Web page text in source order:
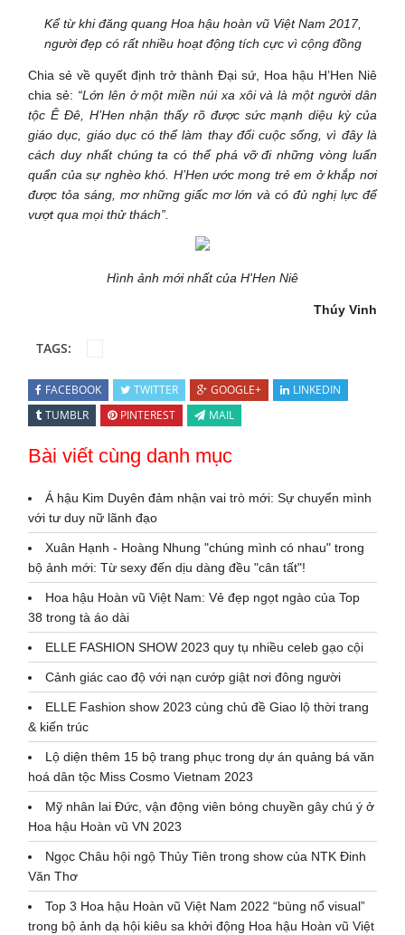
Kể từ khi đăng quang Hoa hậu hoàn vũ Việt Nam 2017,
người đẹp có rất nhiều hoạt động tích cực vì cộng đồng
Chia sẻ về quyết định trở thành Đại sứ, Hoa hậu H’Hen Niê
chia sẻ: “Lớn lên ở một miền núi xa xôi và là một người dân
tộc Ê Đê, H’Hen nhận thấy rõ được sức mạnh diệu kỳ của
giáo dục, giáo dục có thể làm thay đổi cuộc sống, vì đây là
cách duy nhất chúng ta có thể phá vỡ đi những vòng luẩn
quẩn của sự nghèo khó. H’Hen ước mong trẻ em ở khắp nơi
được tỏa sáng, mơ những giấc mơ lớn và có đủ nghị lực để
vượt qua mọi thử thách”.
Hình ảnh mới nhất của H'Hen Niê
Thúy Vinh
TAGS:
FACEBOOK TWITTER GOOGLE+
LINKEDIN
TUMBLR
PINTEREST MAIL
Bài viết cùng danh mục
Á hậu Kim Duyên đảm nhận vai trò mới: Sự chuyển mình
với tư duy nữ lãnh đạo
Xuân Hạnh - Hoàng Nhung "chúng mình có nhau" trong
bộ ảnh mới: Từ sexy đến dịu dàng đều "cân tất"!
Hoa hậu Hoàn vũ Việt Nam: Vẻ đẹp ngọt ngào của Top
38 trong tà áo dài
ELLE FASHION SHOW 2023 quy tụ nhiều celeb gạo cội
Cảnh giác cao độ với nạn cướp giật nơi đông người
ELLE Fashion show 2023 cùng chủ đề Giao lộ thời trang
& kiến trúc
Lộ diện thêm 15 bộ trang phục trong dự án quảng bá văn
hoá dân tộc Miss Cosmo Vietnam 2023
Mỹ nhân lai Đức, vận động viên bóng chuyền gây chú ý ở
Hoa hậu Hoàn vũ VN 2023
Ngọc Châu hội ngộ Thủy Tiên trong show của NTK Đinh
Văn Thơ
Top 3 Hoa hậu Hoàn vũ Việt Nam 2022 “bùng nổ visual”
trong bộ ảnh dạ hội kiêu sa khởi động Hoa hậu Hoàn vũ Việt